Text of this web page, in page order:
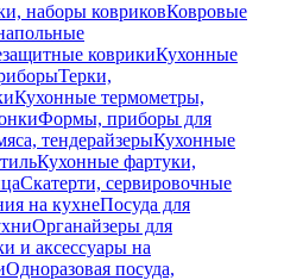
наборы ковриковКовровые
коврикиКухонные
Терки,
Кухонные термометры,
Формы, приборы для
тендерайзерыКухонные
Кухонные фартуки,
Скатерти, сервировочные
на кухнеПосуда для
Органайзеры для
и аксессуары на
Одноразовая посуда,